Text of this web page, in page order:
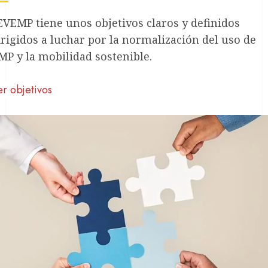
tiene unos objetivos claros y definidos
a luchar por la normalización del uso de
y la mobilidad sostenible.
objetivos